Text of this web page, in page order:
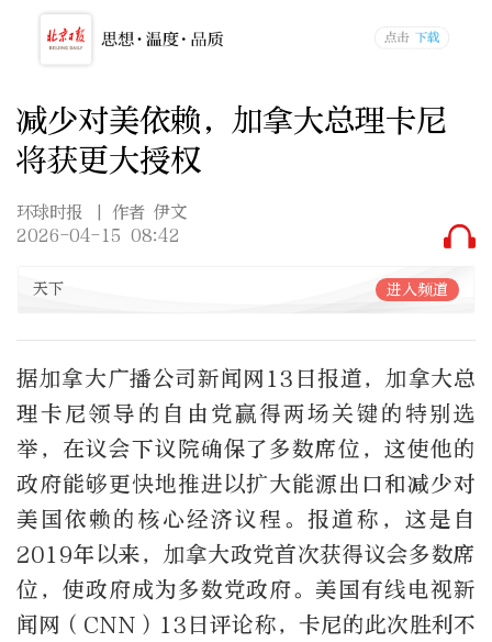
减少对美依赖，加拿大总理卡尼
将获更大授权
环球时报
| 作者 伊文
2026-04-15 08:42
天下 进入频道
据加拿大广播公司新闻网13日报道，加拿大总
理卡尼领导的自由党赢得两场关键的特别选
举，在议会下议院确保了多数席位，这使他的
政府能够更快地推进以扩大能源出口和减少对
美国依赖的核心经济议程。报道称，这是自
2019年以来，加拿大政党首次获得议会多数席
位，使政府成为多数党政府。美国有线电视新
闻网（CNN）13日评论称，卡尼的此次胜利不